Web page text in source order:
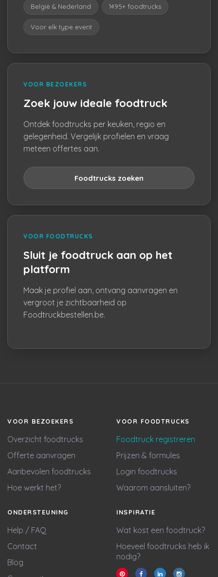
België & Nederland 1495+ foodtrucks
Voor elk type event
VOOR BEZOEKERS
Zoek jouw ideale foodtruck
Ontdek foodtrucks per keuken, regio en
gelegenheid. Vergelijk profielen en vraag
meteen offertes aan.
Foodtrucks zoeken
VOOR FOODTRUCKS
Sluit je foodtruck aan op het
platform
Maak je profiel aan, ontvang aanvragen en
vergroot je zichtbaarheid op
Foodtruckbestellen.be.
VOOR BEZOEKERS
Overzicht foodtrucks
Offerte aanvragen
Aanbevolen foodtrucks
Hoe werkt het?
VOOR FOODTRUCKS
Foodtruck registreren
Prijzen & formules
Login foodtrucks
Waarom aansluiten?
ONDERSTEUNING
Help / FAQ
Contact
Blog
INSPIRATIE
Wat kost een foodtruck?
Hoeveel foodtrucks heb ik
nodig?